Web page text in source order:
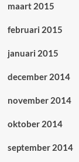
maart 2015
februari 2015
januari 2015
december 2014
november 2014
oktober 2014
september 2014